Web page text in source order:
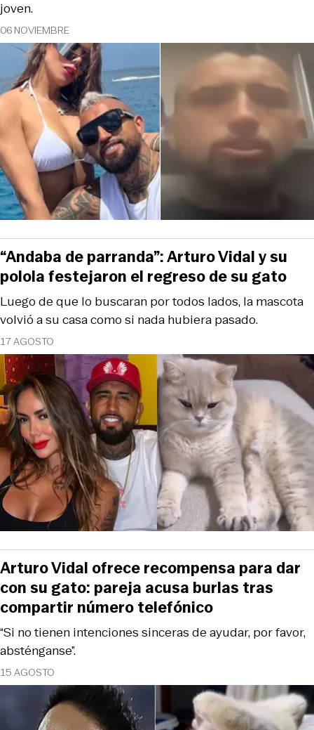
06 NOVIEMBRE
joven.
17 AGOSTO
Luego de que lo buscaran por todos lados, la mascota
volvió a su casa como si nada hubiera pasado.
“Andaba de parranda”: Arturo Vidal y su
polola festejaron el regreso de su gato
15 AGOSTO
“Si no tienen intenciones sinceras de ayudar, por favor,
absténganse”.
Arturo Vidal ofrece recompensa para dar
con su gato: pareja acusa burlas tras
compartir número telefónico